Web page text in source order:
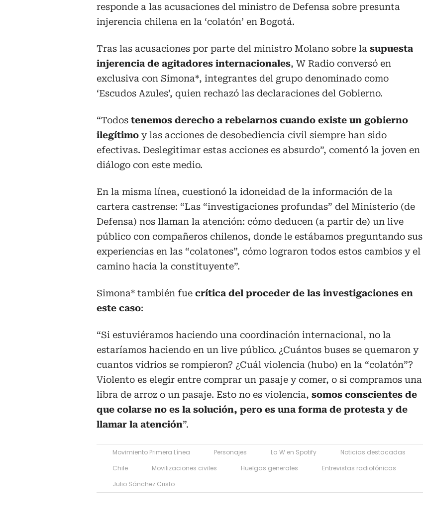
responde a las acusaciones del ministro de Defensa sobre presunta
injerencia chilena en la ‘colatón’ en Bogotá.
Tras las acusaciones por parte del ministro Molano sobre la supuesta
injerencia de agitadores internacionales, W Radio conversó en
exclusiva con Simona*, integrantes del grupo denominado como
‘Escudos Azules’, quien rechazó las declaraciones del Gobierno.
“Todos tenemos derecho a rebelarnos cuando existe un gobierno
ilegítimo y las acciones de desobediencia civil siempre han sido
efectivas. Deslegitimar estas acciones es absurdo”, comentó la joven en
diálogo con este medio.
En la misma línea, cuestionó la idoneidad de la información de la
cartera castrense: “Las “investigaciones profundas” del Ministerio (de
Defensa) nos llaman la atención: cómo deducen (a partir de) un live
público con compañeros chilenos, donde le estábamos preguntando sus
experiencias en las “colatones”, cómo lograron todos estos cambios y el
camino hacia la constituyente”.
Simona* también fue crítica del proceder de las investigaciones en
este caso:
“Si estuviéramos haciendo una coordinación internacional, no la
estaríamos haciendo en un live público. ¿Cuántos buses se quemaron y
cuantos vidrios se rompieron? ¿Cuál violencia (hubo) en la “colatón”?
Violento es elegir entre comprar un pasaje y comer, o si compramos una
libra de arroz o un pasaje. Esto no es violencia, somos conscientes de
que colarse no es la solución, pero es una forma de protesta y de
llamar la atención”.
Movimiento Primera Línea Personajes La W en Spotify
Noticias destacadas
Chile
Movilizaciones civiles Huelgas generales
Entrevistas radiofónicas
Julio Sánchez Cristo